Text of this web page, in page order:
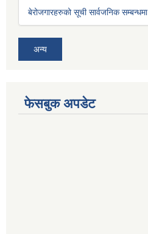
बेरोजगारहरुको सूची सार्वजनिक सम्बन्धमा
अन्य
फेसबुक अपडेट